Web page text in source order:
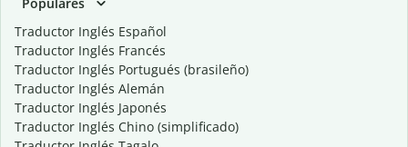
Traductor Inglés Español
Traductor Inglés Francés
Traductor Inglés Portugués (brasileño)
Traductor Inglés Alemán
Traductor Inglés Japonés
Traductor Inglés Chino (simplificado)